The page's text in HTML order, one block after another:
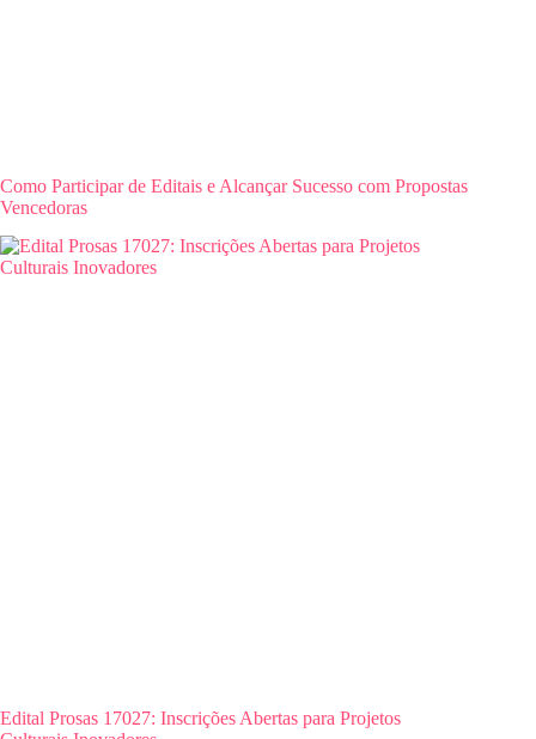
Como Participar de Editais e Alcançar Sucesso com Propostas
Vencedoras
Edital Prosas 17027: Inscrições Abertas para Projetos